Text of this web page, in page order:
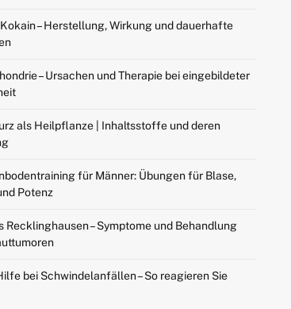
– Herstellung, Wirkung und dauerhafte
– Ursachen und Therapie bei eingebildeter
als Heilpflanze | Inhaltsstoffe und deren
für Männer: Übungen für Blase,
Potenz
Recklinghausen – Symptome und Behandlung
bei Schwindelanfällen – So reagieren Sie